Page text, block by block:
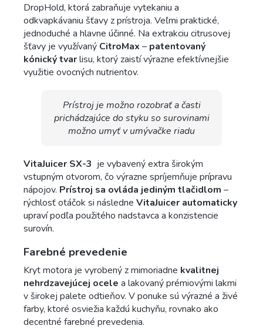
DropHold, ktorá zabraňuje vytekaniu a
odkvapkávaniu šťavy z prístroja. Veľmi praktické,
jednoduché a hlavne účinné. Na extrakciu citrusovej
šťavy je využívaný CitroMax – patentovaný
kónický tvarlisu, ktorý zaistí výrazne efektívnejšie
využitie ovocných nutrientov.
Prístroj je možno rozobrať a časti
prichádzajúce do styku so surovinami
možno umyť v umývačke riadu
VitaJuicer SX-3 je vybavený extra širokým
vstupným otvorom, čo výrazne spríjemňuje prípravu
nápojov. Prístroj sa ovláda jediným tlačidlom –
rýchlosť otáčok si následne VitaJuicer automaticky
upraví podľa použitého nadstavca a konzistencie
surovín.
Farebné prevedenie
Kryt motora je vyrobený z mimoriadne kvalitnej
nehrdzavejúcej ocele a lakovaný prémiovými lakmi
v širokej palete odtieňov. V ponuke sú výrazné a živé
farby, ktoré osviežia každú kuchyňu, rovnako ako
decentné farebné prevedenia.